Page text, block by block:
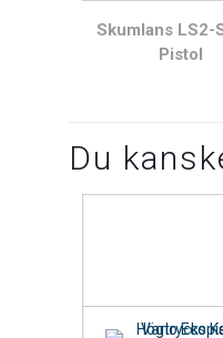
Skumlans LS2-
Pistol
Du